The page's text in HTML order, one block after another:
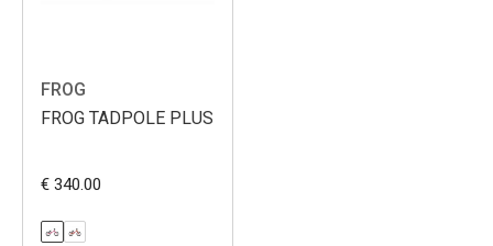
FROG
FROG TADPOLE PLUS
€ 340.00